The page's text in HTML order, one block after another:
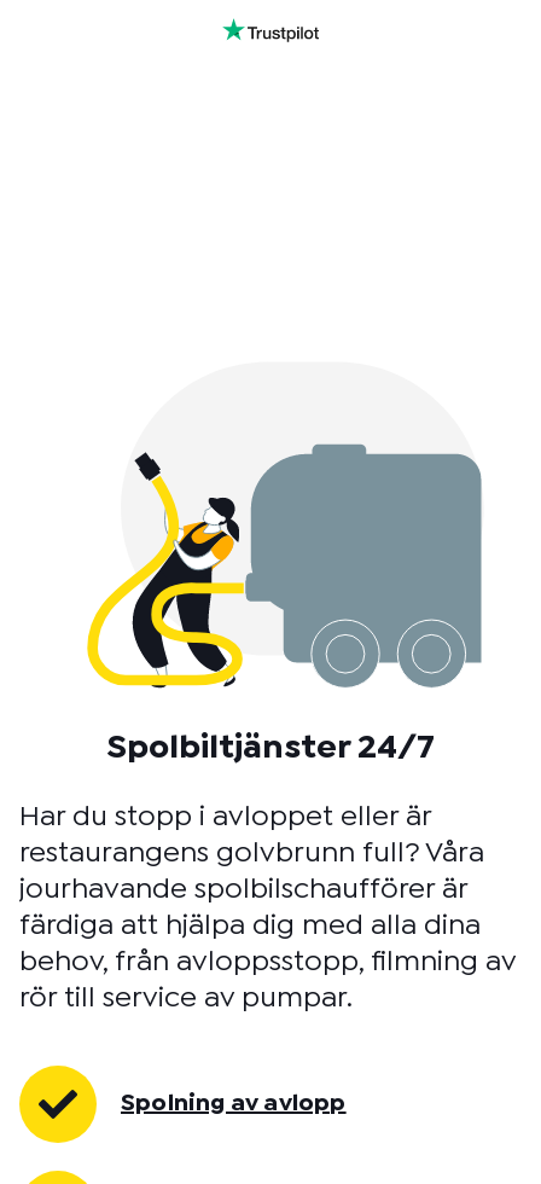
Spolbiltjänster 24/7
Har du stopp i avloppet eller är
restaurangens golvbrunn full? Våra
jourhavande spolbilschaufförer är
färdiga att hjälpa dig med alla dina
behov, från avloppsstopp, filmning av
rör till service av pumpar.
Spolning av avlopp